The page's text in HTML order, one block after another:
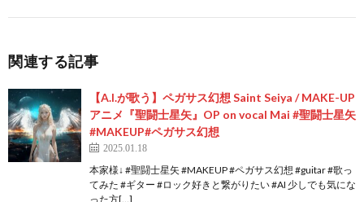
関連する記事
【A.I.が歌う】ペガサス幻想 Saint Seiya / MAKE-UP
アニメ『聖闘士星矢』OP on vocal Mai #聖闘士星矢
#MAKEUP#ペガサス幻想
2025.01.18
本家様↓ #聖闘士星矢 #MAKEUP #ペガサス幻想 #guitar #歌っ
てみた #ギター #ロック好きと繋がりたい #AI 少しでも気にな
った方[…]